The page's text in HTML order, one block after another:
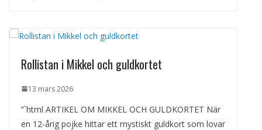
Rollistan i Mikkel och guldkortet
13 mars 2026
”`html ARTIKEL OM MIKKEL OCH GULDKORTET När
en 12-årig pojke hittar ett mystiskt guldkort som lovar